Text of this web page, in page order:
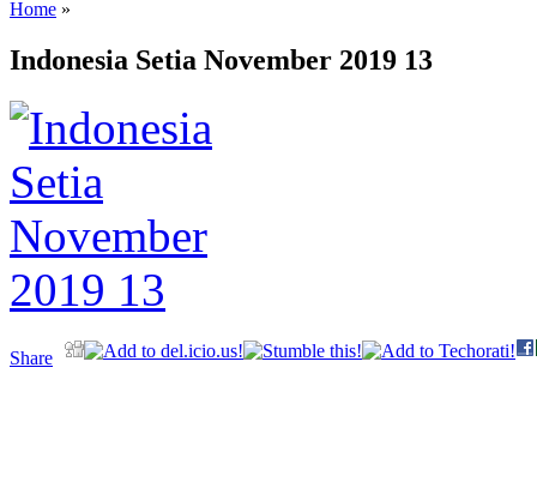
Home »
Indonesia Setia November 2019 13
Share